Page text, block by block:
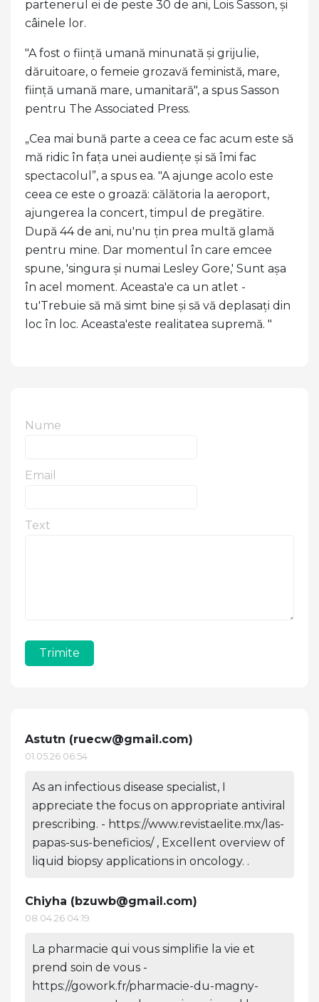
partenerul ei de peste 30 de ani, Lois Sasson, și
câinele lor.
"A fost o ființă umană minunată și grijulie,
dăruitoare, o femeie grozavă feministă, mare,
ființă umană mare, umanitară", a spus Sasson
pentru The Associated Press.
„Cea mai bună parte a ceea ce fac acum este să
mă ridic în fața unei audiențe și să îmi fac
spectacolul”, a spus ea. "A ajunge acolo este
ceea ce este o groază: călătoria la aeroport,
ajungerea la concert, timpul de pregătire.
După 44 de ani, nu'nu țin prea multă glamă
pentru mine. Dar momentul în care emcee
spune, 'singura și numai Lesley Gore,' Sunt așa
în acel moment. Aceasta'e ca un atlet -
tu'Trebuie să mă simt bine și să vă deplasați din
loc în loc. Aceasta'este realitatea supremă. "
Nume
Email
Text
Trimite
Astutn (ruecw@gmail.com)
01.05.26 06:54
As an infectious disease specialist, I
appreciate the focus on appropriate antiviral
prescribing. - https://www.revistaelite.mx/las-
papas-sus-beneficios/ , Excellent overview of
liquid biopsy applications in oncology. .
Chiyha (bzuwb@gmail.com)
08.04.26 04:19
La pharmacie qui vous simplifie la vie et
prend soin de vous -
https://gowork.fr/pharmacie-du-magny-